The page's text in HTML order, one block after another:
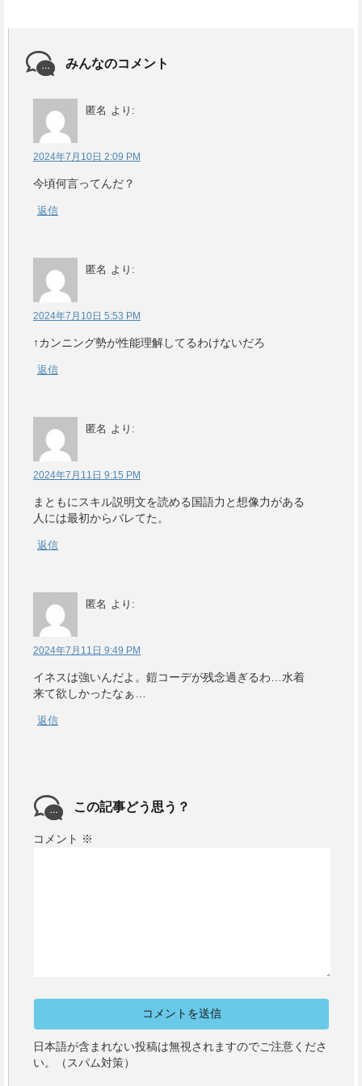
みんなのコメント
匿名 より:
2024年7月10日 2:09 PM
今頃何言ってんだ？
返信
匿名 より:
2024年7月10日 5:53 PM
↑カンニング勢が性能理解してるわけないだろ
返信
匿名 より:
2024年7月11日 9:15 PM
まともにスキル説明文を読める国語力と想像力がある
人には最初からバレてた。
返信
匿名 より:
2024年7月11日 9:49 PM
イネスは強いんだよ。鎧コーデが残念過ぎるわ…水着
来て欲しかったなぁ…
返信
この記事どう思う？
コメント ※
日本語が含まれない投稿は無視されますのでご注意くださ
い。（スパム対策）